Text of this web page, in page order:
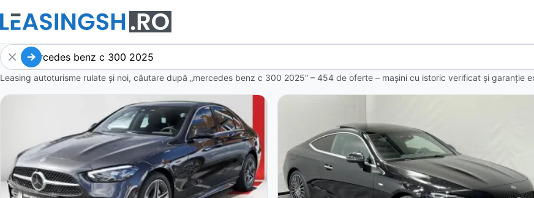
Leasing autoturisme rulate și noi, căutare după „mercedes benz c 300 2025” – 454 de oferte – mașini cu istoric verificat și garanție